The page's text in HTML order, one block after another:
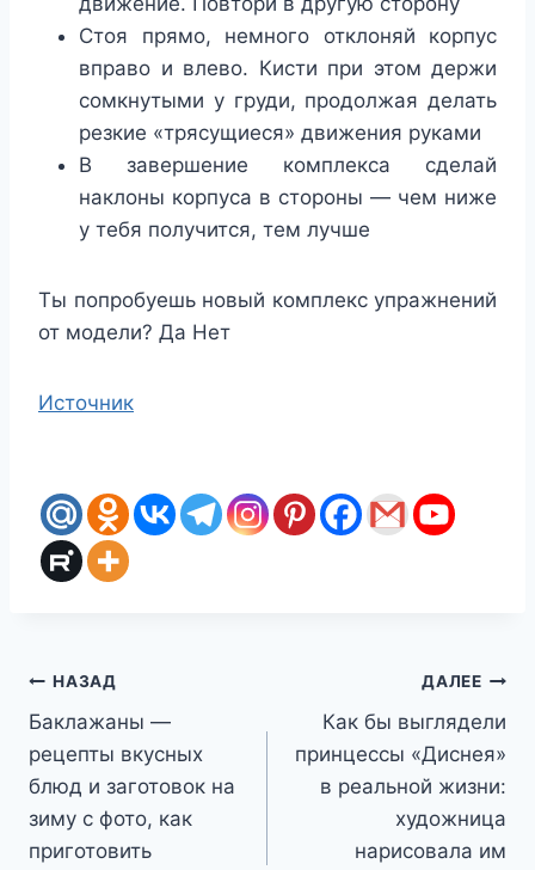
Стоя прямо, немного отклоняй корпус
вправо и влево. Кисти при этом держи
сомкнутыми у груди, продолжая делать
резкие «трясущиеся» движения руками
В завершение комплекса сделай
наклоны корпуса в стороны — чем ниже
у тебя получится, тем лучше
Ты попробуешь новый комплекс упражнений
от модели? Да Нет
Источник
Навигация
по
записям
НАЗАД
Баклажаны —
рецепты вкусных
блюд и заготовок на
зиму с фото, как
приготовить
ДАЛЕЕ
Как бы выглядели
принцессы «Диснея»
в реальной жизни:
художница
нарисовала им